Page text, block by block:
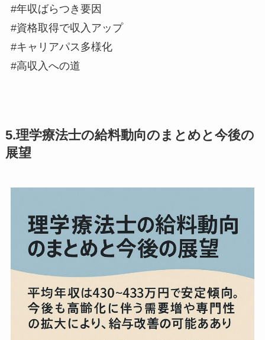
#年収ばらつき要因
#資格取得で収入アップ
#キャリアパス多様化
#高収入への道
5.理学療法士の給料動向のまとめと今後の
展望